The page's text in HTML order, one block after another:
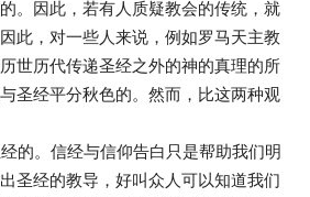
。因此，若有人质疑教会的传统，就
此，对一些人来说，例如罗马天主教
世历代传递圣经之外的神的真理的所
圣经平分秋色的。然而，比这两种观
的。信经与信仰告白只是帮助我们明
圣经的教导，好叫众人可以知道我们